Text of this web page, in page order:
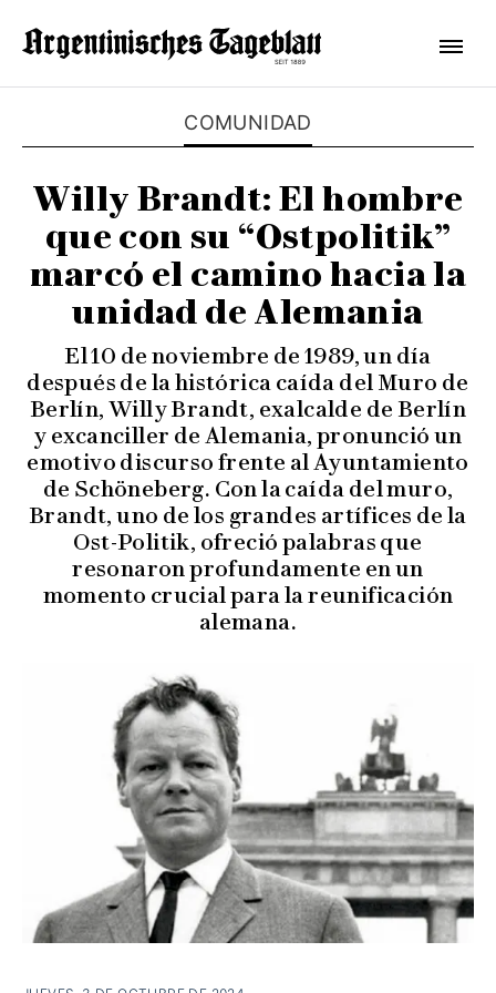
COMUNIDAD
Willy Brandt: El hombre
que con su “Ostpolitik”
marcó el camino hacia la
unidad de Alemania
El 10 de noviembre de 1989, un día
después de la histórica caída del Muro de
Berlín, Willy Brandt, exalcalde de Berlín
y excanciller de Alemania, pronunció un
emotivo discurso frente al Ayuntamiento
de Schöneberg. Con la caída del muro,
Brandt, uno de los grandes artífices de la
Ost-Politik, ofreció palabras que
resonaron profundamente en un
momento crucial para la reunificación
alemana.